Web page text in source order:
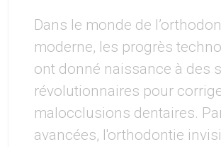
Dans le monde de
moderne, les progrès
ont donné naissance à des
révolutionnaires pour
malocclusions dentaires.
avancées, l'orthodontie